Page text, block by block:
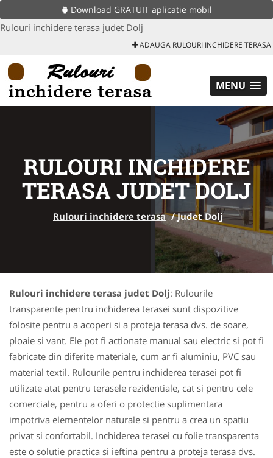
Download GRATUIT aplicatie mobil
Rulouri inchidere terasa judet Dolj
ADAUGA RULOURI INCHIDERE TERASA
MENU
RULOURI INCHIDERE
TERASA JUDET DOLJ
Rulouri inchidere terasa /Judet Dolj
Rulouri inchidere terasa judet Dolj: Rulourile
transparente pentru inchiderea terasei sunt dispozitive
folosite pentru a acoperi si a proteja terasa dvs. de soare,
ploaie si vant. Ele pot fi actionate manual sau electric si pot fi
fabricate din diferite materiale, cum ar fi aluminiu, PVC sau
material textil. Rulourile pentru inchiderea terasei pot fi
utilizate atat pentru terasele rezidentiale, cat si pentru cele
comerciale, pentru a oferi o protectie suplimentara
impotriva elementelor naturale si pentru a crea un spatiu
privat si confortabil. Inchiderea terasei cu folie transparenta
este o solutie practica si ieftina pentru a proteja terasa dvs.